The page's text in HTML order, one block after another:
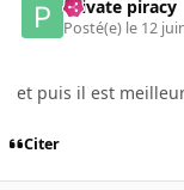
Private piracy
Posté(e) le 12
et puis il est
Citer